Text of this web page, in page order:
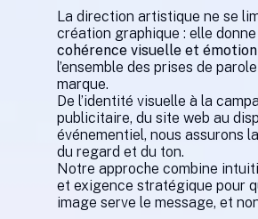
La direction artistique ne se
création graphique : elle
cohérence visuelle et
l’ensemble des prises de parole
marque.
De l’identité visuelle à la
publicitaire, du site web au
événementiel, nous assurons
du regard et du ton.
Notre approche combine
et exigence stratégique pour
image serve le message, et